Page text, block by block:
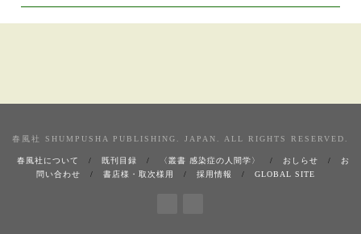
春風社 SHUMPUSHA PUBLISHING. JAPAN. ALL RIGHTS RESERVED.
春風社について 既刊目録 〈叢書 感染症の人間学〉 おしらせ
お
問い合わせ
書店様・取次様用 採用情報 GLOBAL SITE